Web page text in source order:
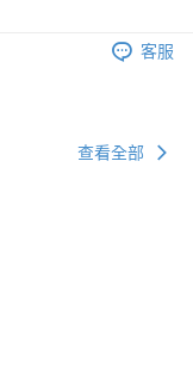
客服
查看全部